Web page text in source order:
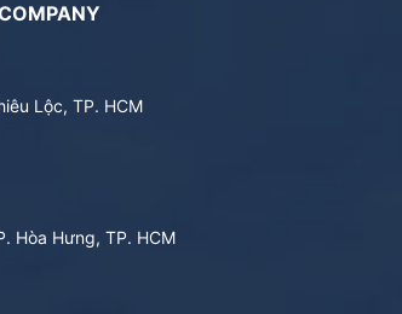
Lộc, TP. HCM
Hòa Hưng, TP. HCM